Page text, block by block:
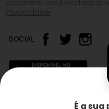
SOCIAL
É a